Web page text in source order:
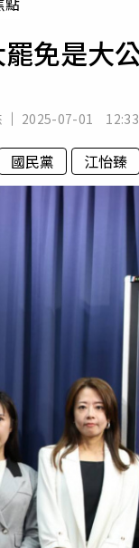
罷免是大
2025-07-01 12:33
國民黨 江怡臻